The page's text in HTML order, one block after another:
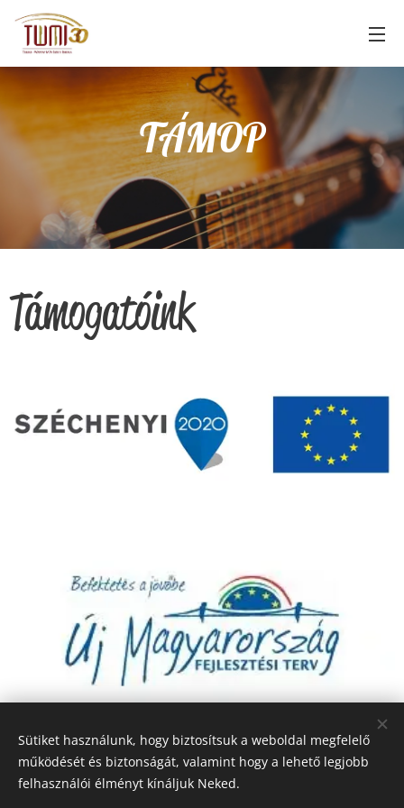
TÁMOP
Támogatóink
Sütiket használunk, hogy biztosítsuk a weboldal megfelelő
működését és biztonságát, valamint hogy a lehető legjobb
felhasználói élményt kínáljuk Neked.